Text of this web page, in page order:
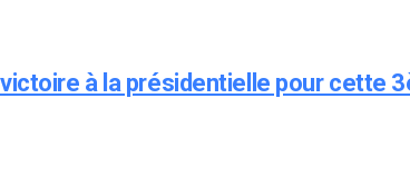
à la présidentielle pour cette